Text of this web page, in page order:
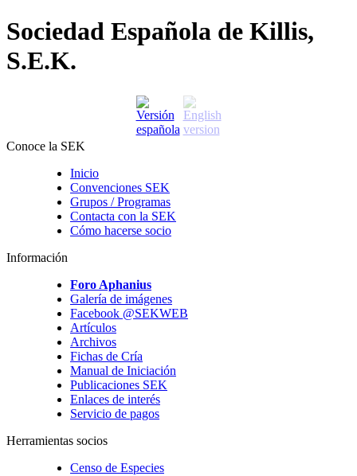
Sociedad Española de Killis,
S.E.K.
Conoce la SEK
Inicio
Convenciones SEK
Grupos / Programas
Contacta con la SEK
Cómo hacerse socio
Información
Foro Aphanius
Galería de imágenes
Facebook @SEKWEB
Artículos
Archivos
Fichas de Cría
Manual de Iniciación
Publicaciones SEK
Enlaces de interés
Servicio de pagos
Herramientas socios
Censo de Especies